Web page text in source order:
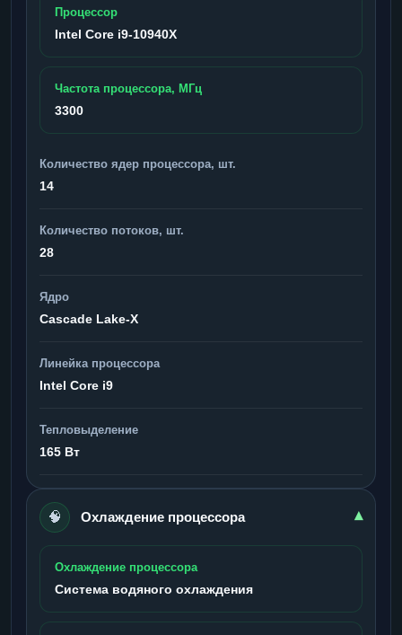
Процессор
Intel Core i9-10940X
Частота процессора, МГц
3300
Количество ядер процессора, шт.
14
Количество потоков, шт.
28
Ядро
Cascade Lake-X
Линейка процессора
Intel Core i9
Тепловыделение
165 Вт
🧠 Охлаждение процессора ▾
Охлаждение процессора
Система водяного охлаждения